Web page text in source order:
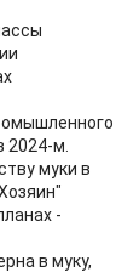
2024-м.
муки в
-
в муку,